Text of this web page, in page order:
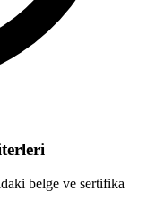
belge ve sertifika